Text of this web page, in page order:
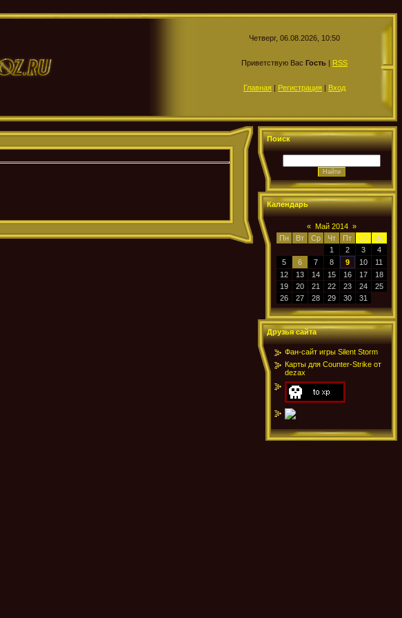
Четверг, 06.08.2026, 10:50
Приветствую Вас Гость | RSS
Главная | Регистрация | Вход
Поиск
Календарь
« Май 2014 »
Пн
Вт Ср Чт Пт Сб
Вс
1
2 3
4
5
6 7 8 9 10
11
12
13 14 15 16 17
18
19
20 21 22 23 24
25
26
27 28 29 30 31
Друзья сайта
Фан-сайт игры Silent Storm
Карты для Counter-Strike от
dezax